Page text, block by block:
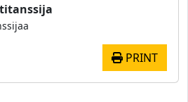
PRINT